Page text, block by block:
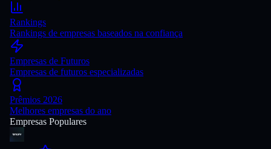
Rankings
Rankings de empresas baseados na confiança
Empresas de Futuros
Empresas de futuros especializadas
Prêmios 2026
Melhores empresas do ano
Empresas Populares